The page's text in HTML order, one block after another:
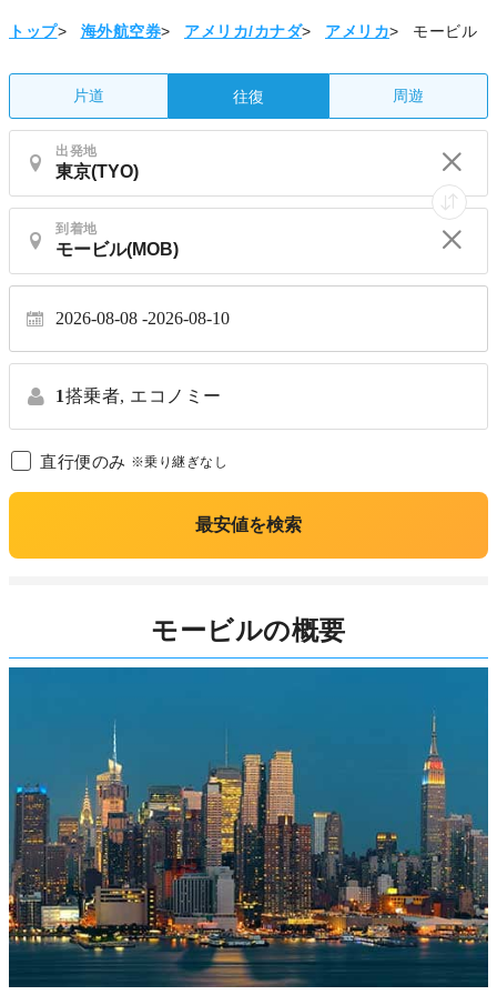
トップ> 海外航空券> アメリカ/カナダ> アメリカ> モービル
片道 往復 周遊
出発地
到着地
2026-08-08 2026-08-10
1搭乗者, エコノミー
直行便のみ ※乗り継ぎなし
最安値を検索
モービルの概要